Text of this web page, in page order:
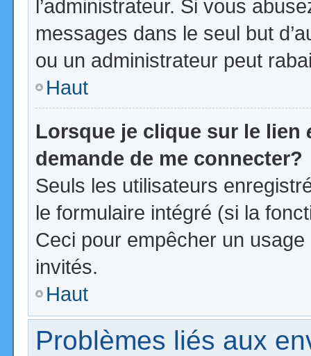
l’administrateur. Si vous
messages dans le seul but
ou un administrateur peut
Haut
Lorsque je clique sur le lien
demande de me connecter?
Seuls les utilisateurs
le formulaire intégré (si la
Ceci pour empêcher un
invités.
Haut
Problèmes liés aux